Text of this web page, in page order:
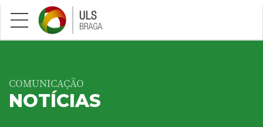
Saltar para conteúdo principal
COMUNICAÇÃO
NOTÍCIAS